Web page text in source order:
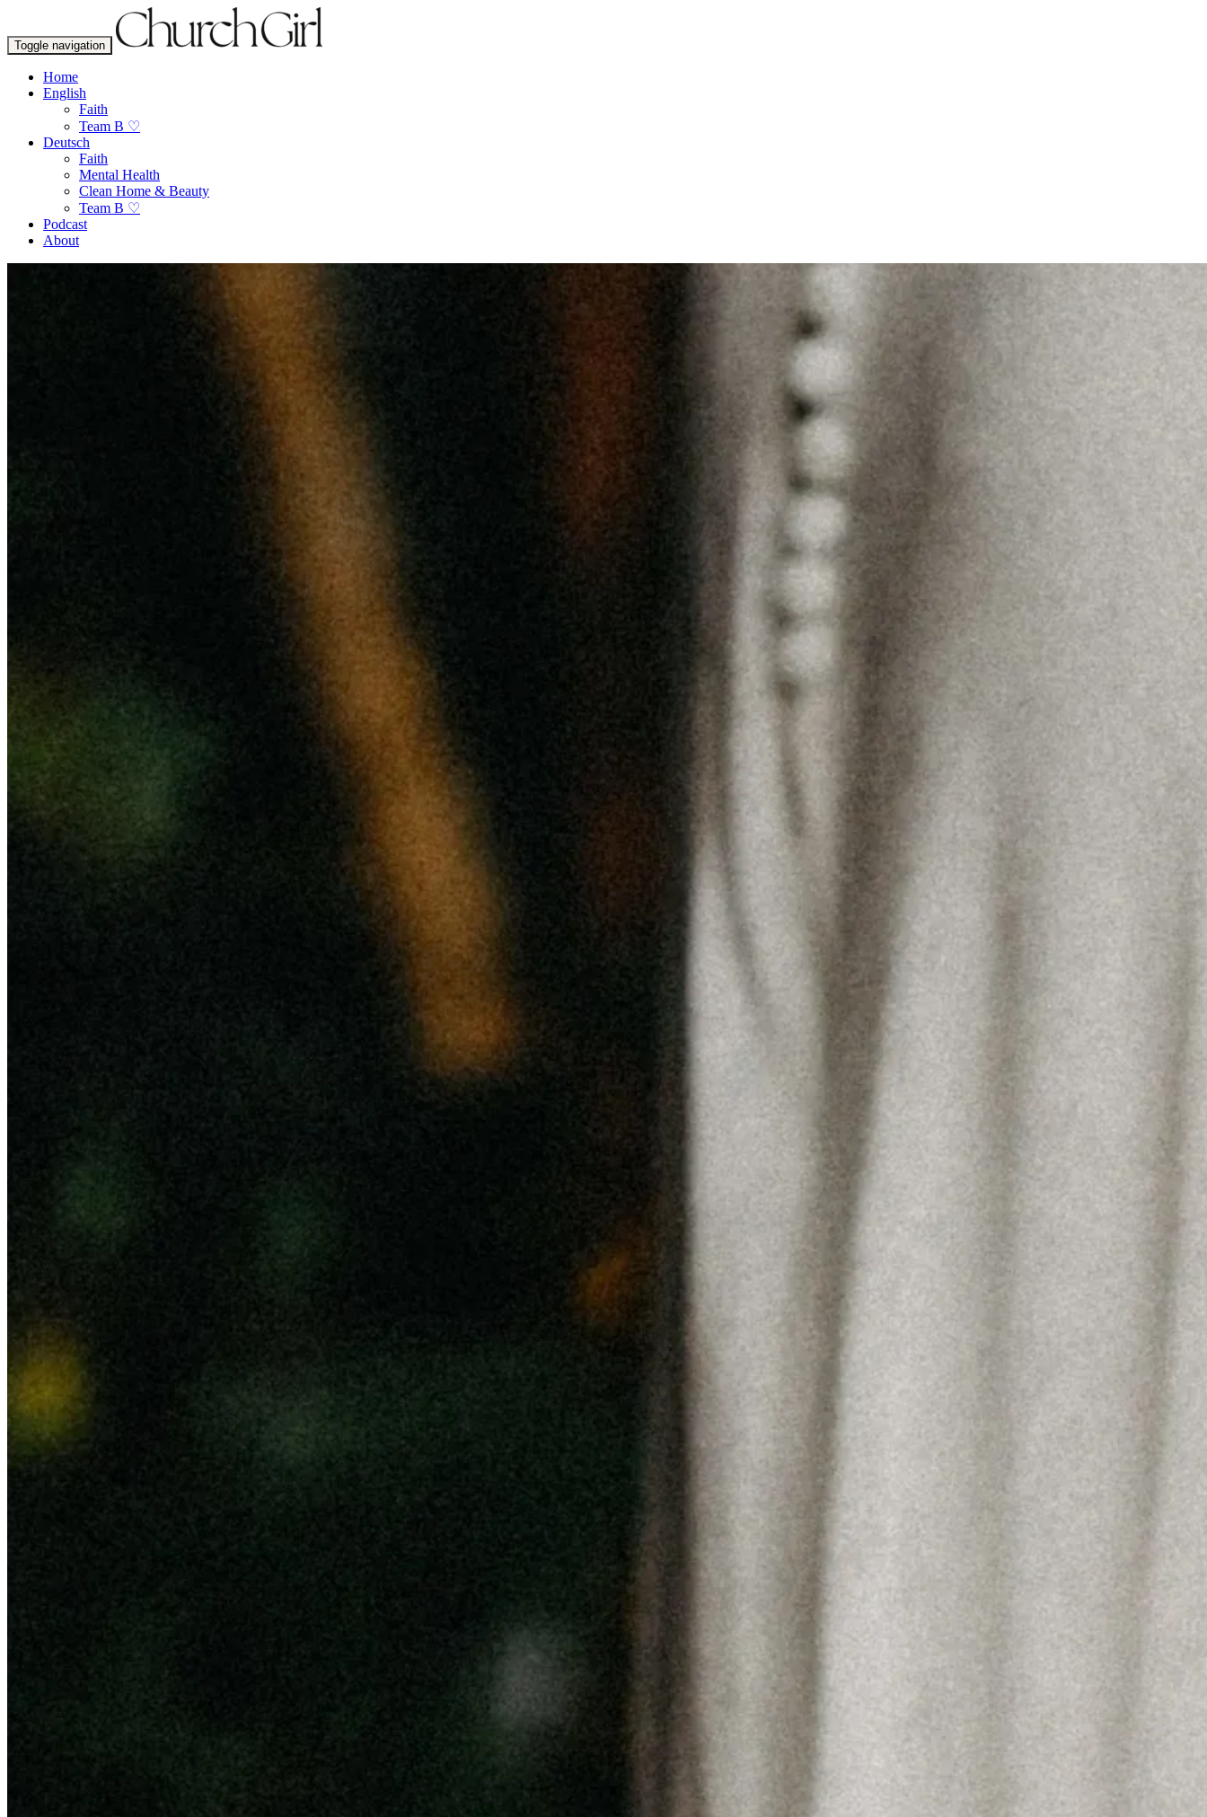
Toggle navigation
Home
English
Faith
Team B ♡
Deutsch
Faith
Mental Health
Clean Home & Beauty
Team B ♡
Podcast
About